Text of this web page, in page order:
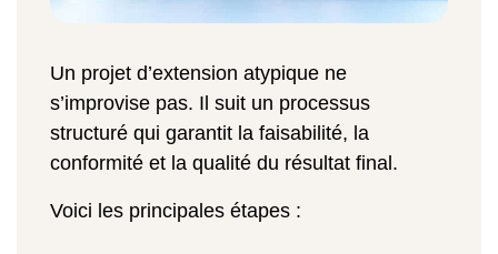
Un projet d’extension atypique ne
s’improvise pas. Il suit un processus
structuré qui garantit la faisabilité, la
conformité et la qualité du résultat final.
Voici les principales étapes :